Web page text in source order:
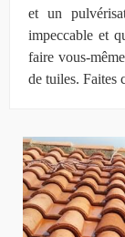
et un
impeccable et
faire vous-
de tuiles. Faites